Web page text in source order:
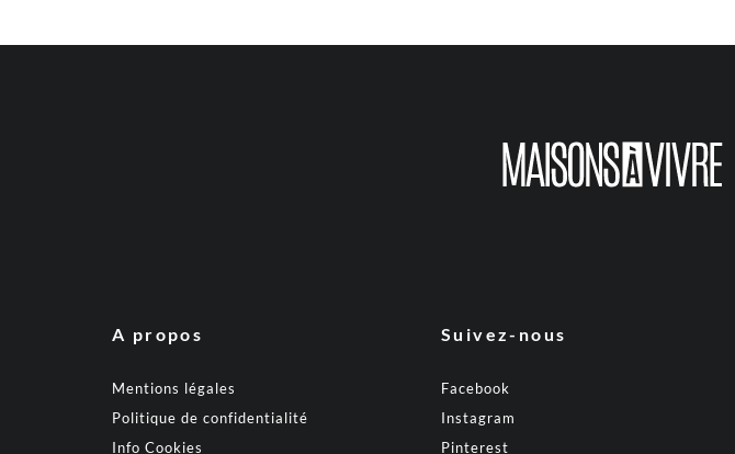
A propos
Mentions légales
Politique de confidentialité
Info Cookies
Suivez-nous
Facebook
Instagram
Pinterest